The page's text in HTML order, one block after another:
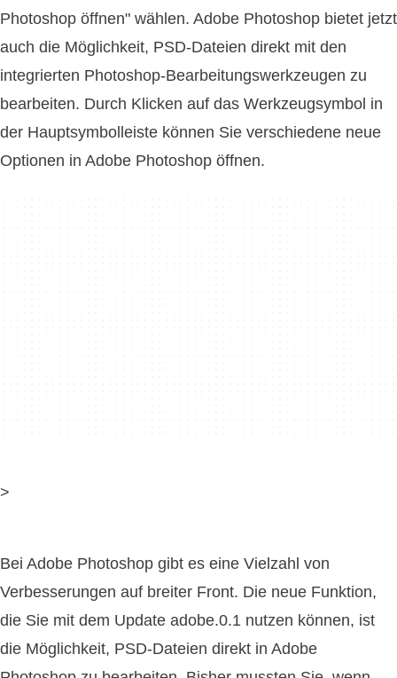
Photoshop öffnen" wählen. Adobe Photoshop bietet jetzt
auch die Möglichkeit, PSD-Dateien direkt mit den
integrierten Photoshop-Bearbeitungswerkzeugen zu
bearbeiten. Durch Klicken auf das Werkzeugsymbol in
der Hauptsymbolleiste können Sie verschiedene neue
Optionen in Adobe Photoshop öffnen.
>
Bei Adobe Photoshop gibt es eine Vielzahl von
Verbesserungen auf breiter Front. Die neue Funktion,
die Sie mit dem Update adobe.0.1 nutzen können, ist
die Möglichkeit, PSD-Dateien direkt in Adobe